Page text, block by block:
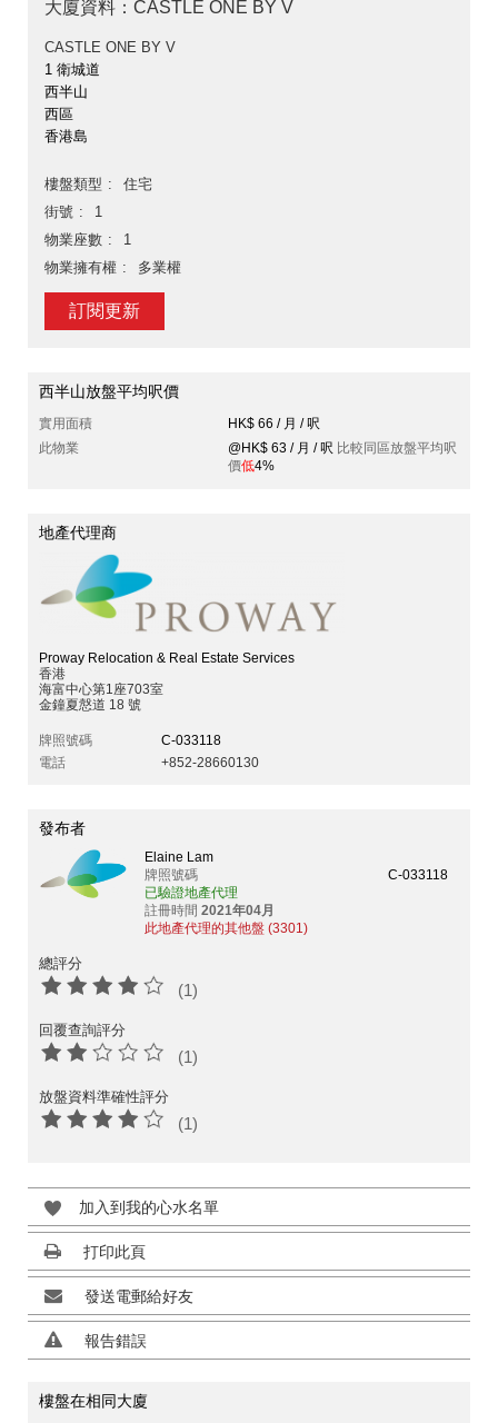
大廈資料：CASTLE ONE BY V
CASTLE ONE BY V
1 衛城道
西半山
西區
香港島
樓盤類型
住宅
街號
1
物業座數
1
物業擁有權
多業權
訂閱更新
西半山放盤平均呎價
實用面積
HK$ 66 / 月 / 呎
此物業
@HK$ 63 / 月 / 呎 比較同區放盤平均呎
價低4%
地產代理商
Proway Relocation & Real Estate Services
香港
海富中心第1座703室
金鐘夏慤道 18 號
牌照號碼
C-033118
電話
+852-28660130
發布者
Elaine Lam
牌照號碼
C-033118
已驗證地產代理
註冊時間 2021年04月
此地產代理的其他盤 (3301)
總評分
(1)
回覆查詢評分
(1)
放盤資料準確性評分
(1)
加入到我的心水名單
打印此頁
發送電郵給好友
報告錯誤
樓盤在相同大廈